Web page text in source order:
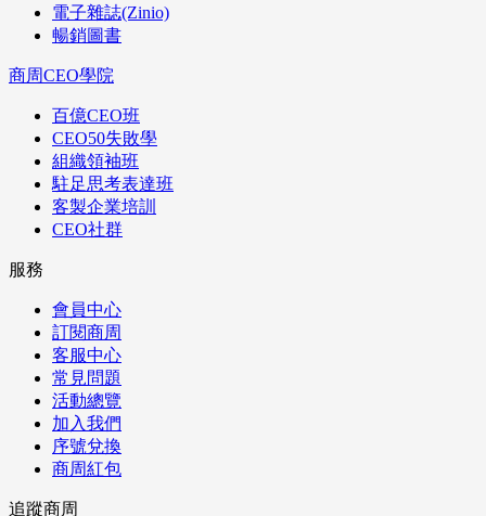
電子雜誌(Zinio)
暢銷圖書
商周CEO學院
百億CEO班
CEO50失敗學
組織領袖班
駐足思考表達班
客製企業培訓
CEO社群
服務
會員中心
訂閱商周
客服中心
常見問題
活動總覽
加入我們
序號兌換
商周紅包
追蹤商周